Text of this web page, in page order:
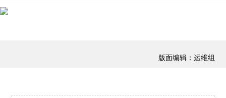
版面编辑：运维组